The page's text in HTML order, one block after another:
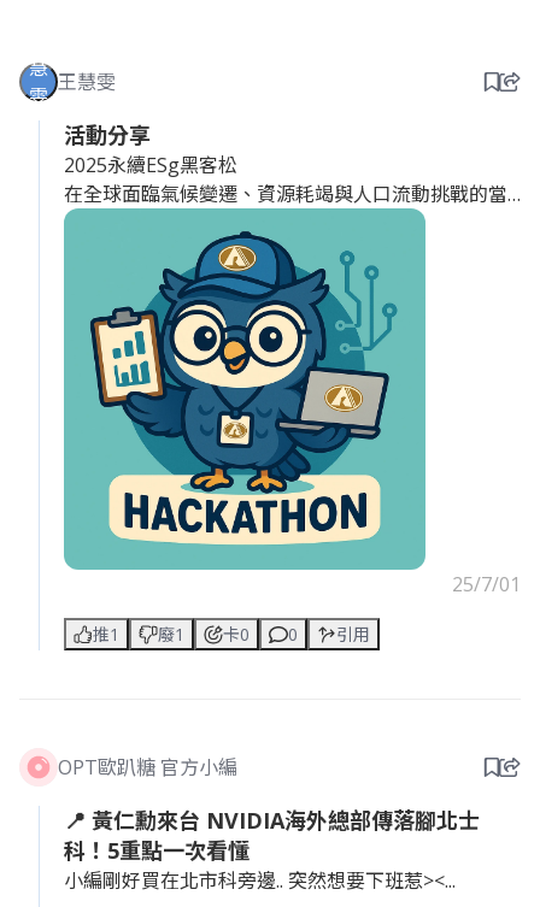
慧
雯
王慧雯
活動分享
2025永續ESg黑客松
在全球面臨氣候變遷、資源耗竭與人口流動挑戰的當
下，永續創新與地方創生成為推動 社會與經濟再平衡
的重要策略，本次活動「永續創新 × 地方創生」為核
心主題，旨在 透過限時創意激盪與團隊協作，匯聚各
領域的創新者，共同發展具社會影響力與實踐潛 力的
(1)永續商業模式與(2)地方創生實踐方案。透過本次黑
客松活動，我們期望激發青 年創新潛能，連結地方資
源與永續發展目標，打造具長期社會價值的創新提
案，成為驅 動未來地方轉型的起點。同時運用黑客松
競賽創意平台，激勵參賽者在限定時間內完成 概念發
想、商業邏輯構建、簡報設計與模型呈現，展現快速
問題解決與團隊溝通協調能 力。本比賽分為二大組
別，參賽隊伍僅能擇一組別報名參加。 活動地點： 南
港展覽館二館7 樓703 會議室（台北市經貿二路2 號）
報名期間 5 月31 日(五)至 7 月31 日(四)下午5 時止 (1)
主辦單位：財團法人中華民國會計研究發展基金會 (2)
承辦單位：輔仁大學
25/7/01
推1 廢1 卡0 0 引用
OPT歐趴糖 官方小編
📍 黃仁勳來台 NVIDIA海外總部傳落腳北士
科！5重點一次看懂
小編剛好買在北市科旁邊.. 突然想要下班惹><...